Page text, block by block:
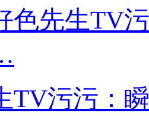
而好色先生
污污：